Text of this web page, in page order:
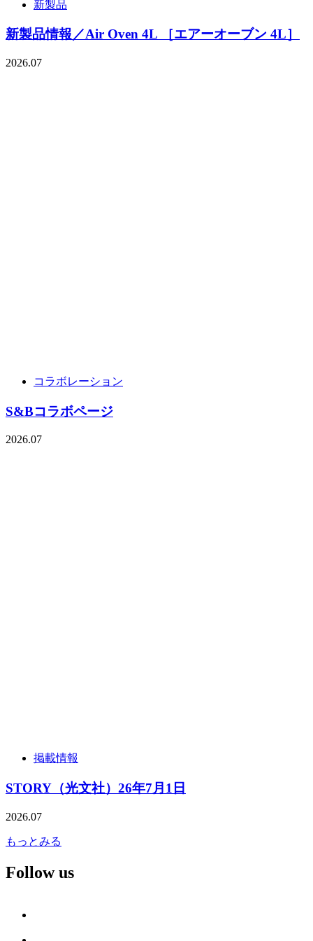
新製品
新製品情報／Air Oven 4L ［エアーオーブン 4L］
2026.07
コラボレーション
S&Bコラボページ
2026.07
掲載情報
STORY（光文社）26年7月1日
2026.07
もっとみる
Follow us